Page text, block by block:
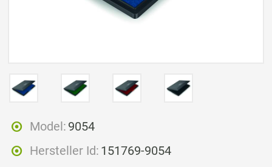
Model: 9054
Hersteller Id: 151769-9054